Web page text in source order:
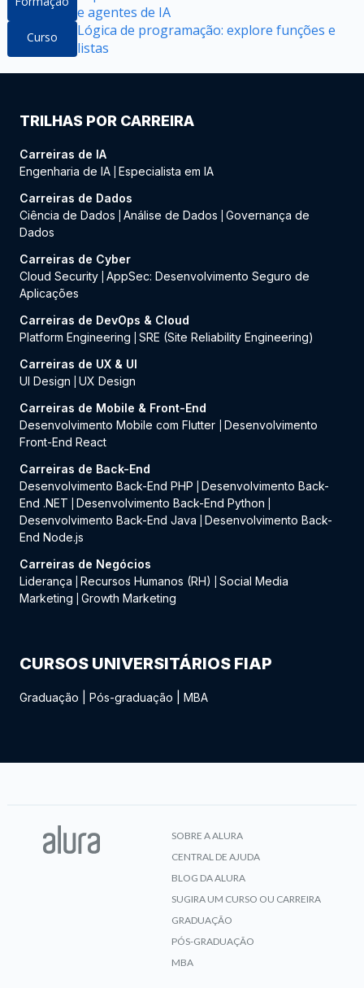
e agentes de IA
Curso
Lógica de programação: explore funções e
listas
TRILHAS POR CARREIRA
Carreiras de IA
Engenharia de IA Especialista em IA
Carreiras de Dados
Ciência de Dados
Análise de Dados
Governança de
Dados
Carreiras de Cyber
Cloud Security AppSec: Desenvolvimento Seguro de
Aplicações
Carreiras de DevOps & Cloud
Platform Engineering
SRE (Site Reliability Engineering)
Carreiras de UX & UI
UI Design
UX Design
Carreiras de Mobile & Front-End
Desenvolvimento Mobile com Flutter
Desenvolvimento
Front-End React
Carreiras de Back-End
Desenvolvimento Back-End PHP
Desenvolvimento Back-
End .NET
Desenvolvimento Back-End Python
Desenvolvimento Back-End Java
Desenvolvimento Back-
End Node.js
Carreiras de Negócios
Liderança
Recursos Humanos (RH)
Social Media
Marketing
Growth Marketing
CURSOS UNIVERSITÁRIOS FIAP
Graduação Pós-graduação MBA
SOBRE A ALURA
CENTRAL DE AJUDA
BLOG DA ALURA
SUGIRA UM CURSO OU CARREIRA
GRADUAÇÃO
PÓS-GRADUAÇÃO
MBA